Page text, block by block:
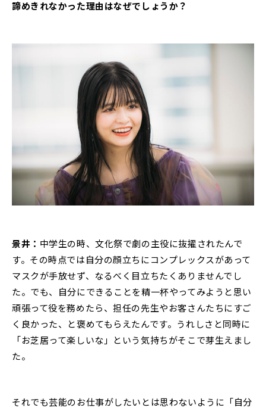
諦めきれなかった理由はなぜでしょうか？
景井： 中学生の時、文化祭で劇の主役に抜擢されたんで
す。その時点では自分の顔立ちにコンプレックスがあって
マスクが手放せず、なるべく目立ちたくありませんでし
た。でも、自分にできることを精一杯やってみようと思い
頑張って役を務めたら、担任の先生やお客さんたちにすご
く良かった、と褒めてもらえたんです。うれしさと同時に
「お芝居って楽しいな」という気持ちがそこで芽生えまし
た。
それでも芸能のお仕事がしたいとは思わないように「自分